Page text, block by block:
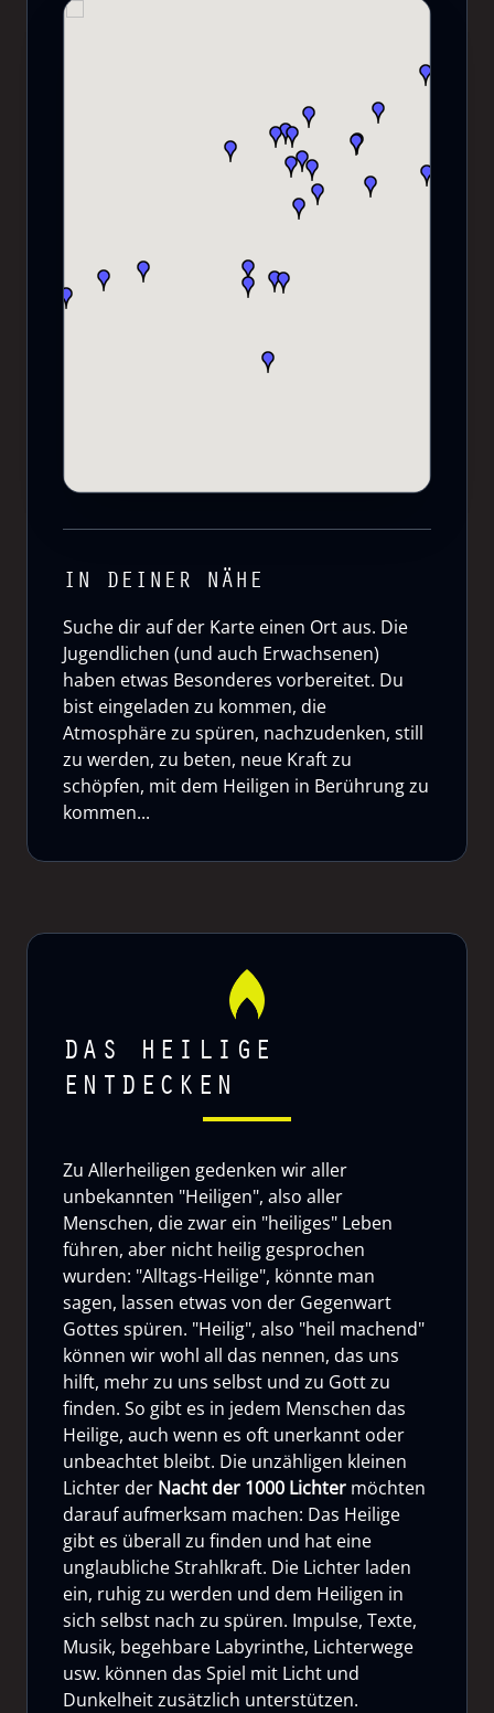
IN DEINER NÄHE
Suche dir auf der Karte einen Ort aus. Die
Jugendlichen (und auch Erwachsenen)
haben etwas Besonderes vorbereitet. Du
bist eingeladen zu kommen, die
Atmosphäre zu spüren, nachzudenken, still
zu werden, zu beten, neue Kraft zu
schöpfen, mit dem Heiligen in Berührung zu
kommen...
DAS HEILIGE
ENTDECKEN
Zu Allerheiligen gedenken wir aller
unbekannten "Heiligen", also aller
Menschen, die zwar ein "heiliges" Leben
führen, aber nicht heilig gesprochen
wurden: "Alltags-Heilige", könnte man
sagen, lassen etwas von der Gegenwart
Gottes spüren. "Heilig", also "heil machend"
können wir wohl all das nennen, das uns
hilft, mehr zu uns selbst und zu Gott zu
finden. So gibt es in jedem Menschen das
Heilige, auch wenn es oft unerkannt oder
unbeachtet bleibt. Die unzähligen kleinen
Lichter der Nacht der 1000 Lichter möchten
darauf aufmerksam machen: Das Heilige
gibt es überall zu finden und hat eine
unglaubliche Strahlkraft. Die Lichter laden
ein, ruhig zu werden und dem Heiligen in
sich selbst nach zu spüren. Impulse, Texte,
Musik, begehbare Labyrinthe, Lichterwege
usw. können das Spiel mit Licht und
Dunkelheit zusätzlich unterstützen.